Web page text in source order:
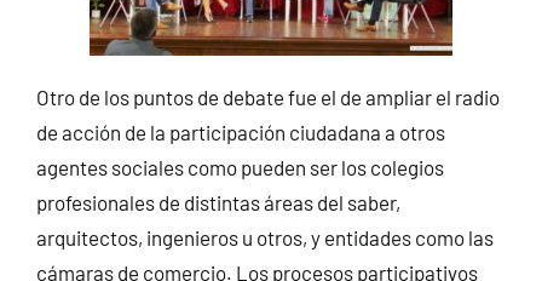
Otro de los puntos de debate fue el de ampliar el radio
de acción de la participación ciudadana a otros
agentes sociales como pueden ser los colegios
profesionales de distintas áreas del saber,
arquitectos, ingenieros u otros, y entidades como las
cámaras de comercio. Los procesos participativos